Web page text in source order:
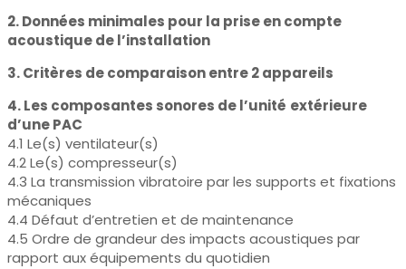
2. Données minimales pour la prise en compte
acoustique de l’installation
3. Critères de comparaison entre 2 appareils
4. Les composantes sonores de l’unité extérieure
d’une PAC
4.1 Le(s) ventilateur(s)
4.2 Le(s) compresseur(s)
4.3 La transmission vibratoire par les supports et fixations
mécaniques
4.4 Défaut d’entretien et de maintenance
4.5 Ordre de grandeur des impacts acoustiques par
rapport aux équipements du quotidien